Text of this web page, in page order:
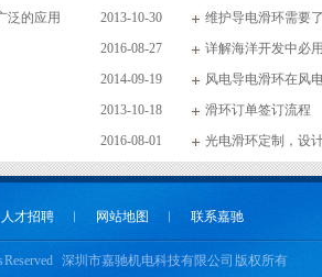
2013-10-30
泛的应用
维护导电滑环需要
2016-08-27
详解海洋开发中必
环
2014-09-19
风电导电滑环在风
2013-10-18
滑环订单签订流程
2016-08-01
光电滑环定制，设
人才招聘 ︱ 网站地图 ︱ 联系嘉驰
Reserved 深圳市嘉驰机电科技有限公司 版权所有